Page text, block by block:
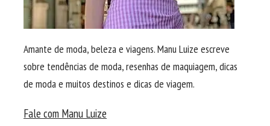
Amante de moda, beleza e viagens. Manu Luize escreve
sobre tendências de moda, resenhas de maquiagem, dicas
de moda e muitos destinos e dicas de viagem.
Fale com Manu Luize